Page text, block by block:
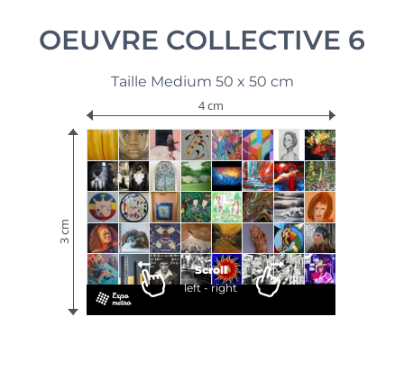
OEUVRE COLLECTIVE 6
Taille Medium 50 x 50 cm
3 cm
4 cm
Scroll
left - right